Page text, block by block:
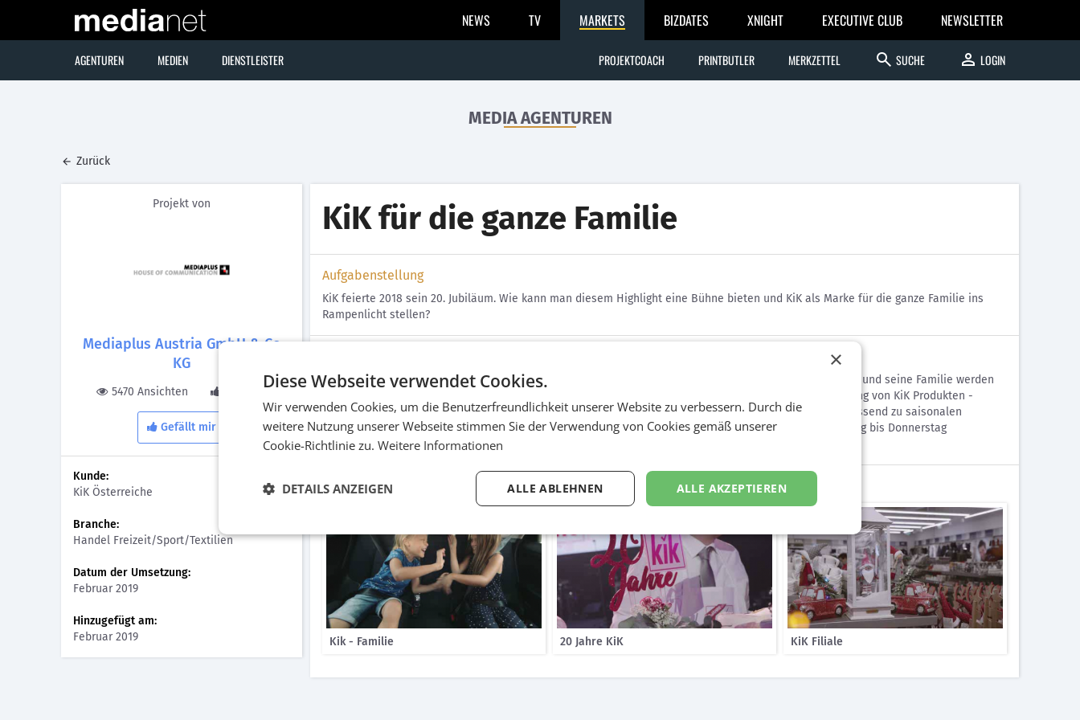
NEWS TV MARKETS BIZDATES XNIGHT EXECUTIVE CLUB NEWSLETTER
AGENTUREN MEDIEN DIENSTLEISTER PROJEKTCOACH PRINTBUTLER MERKZETTEL search SUCHE person LOGIN
MEDIA AGENTUREN
Zurück
Projekt von
Mediaplus Austria GmbH & Co
KG
5470 Ansichten 1 Gefällt
Gefällt mir
Kunde:
KiK Österreiche
Branche:
Handel Freizeit/Sport/Textilien
Datum der Umsetzung:
Februar 2019
Hinzugefügt am:
Februar 2019
KiK für die ganze Familie
Aufgabenstellung
KiK feierte 2018 sein 20. Jubiläum. Wie kann man diesem Highlight eine Bühne bieten und KiK als Marke für die ganze Familie ins
Rampenlicht stellen?
Wir bringen zweiminütige Advertorials auf Café Puls und Puls4 on air. Der Café Puls Moderator Andi Seidl und seine Familie werden
beim Shopping in den KiK Filialen und begleitet und auch in alltäglichen Situationen - bei der Verwendung von KiK Produkten -
gefilmt. Gemeinsam mit Café Puls Gesicht Andi Seidl und seiner Familie drehten wir vier Geschichten passend zu saisonalen
Anlässen. Diese vier Geschichten Schulstart, Herbst, 20. KiK Jubiläum und Weihnachten waren von Montag bis Donnerstag
zielgruppengenau auf Café Puls und Puls4 on air.
Bilder
Kik - Familie 20 Jahre KiK KiK Filiale
×
Diese Webseite verwendet Cookies.
Wir verwenden Cookies, um die Benutzerfreundlichkeit unserer Website zu verbessern. Durch die
weitere Nutzung unserer Webseite stimmen Sie der Verwendung von Cookies gemäß unserer
Cookie-Richtlinie zu. Weitere Informationen
ALLE AKZEPTIEREN
ALLE ABLEHNEN
DETAILS ANZEIGEN